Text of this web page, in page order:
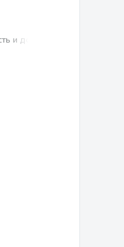
и доброволь­чест­во